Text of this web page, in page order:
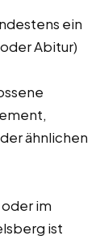
ein
Abitur)
ähnlichen
im
ist